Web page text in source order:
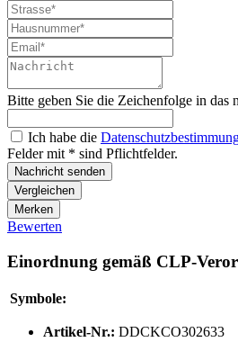
Bitte geben Sie die Zeichenfolge in das
Ich habe die
Felder mit * sind Pflichtfelder.
Nachricht senden
Vergleichen
Merken
Bewerten
Einordnung gemäß CLP-
Symbole:
Artikel-Nr.: DDCKCO302633